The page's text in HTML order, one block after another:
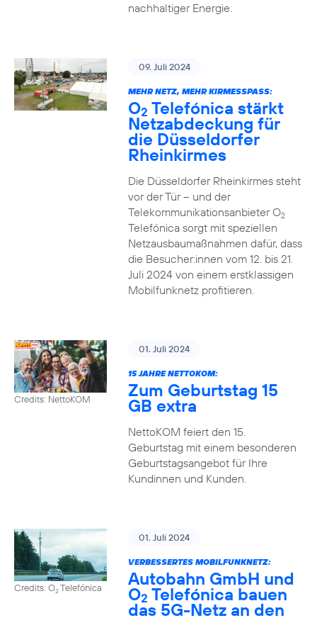
nachhaltiger Energie.
09. Juli 2024
MEHR NETZ, MEHR KIRMESSPASS:
O2 Telefónica stärkt
Netzabdeckung für
die Düsseldorfer
Rheinkirmes
Die Düsseldorfer Rheinkirmes steht
vor der Tür – und der
Telekommunikationsanbieter O2
Telefónica sorgt mit speziellen
Netzausbaumaßnahmen dafür, dass
die Besucher:innen vom 12. bis 21.
Juli 2024 von einem erstklassigen
Mobilfunknetz profitieren.
Credits: NettoKOM
01. Juli 2024
15 JAHRE NETTOKOM:
Zum Geburtstag 15
GB extra
NettoKOM feiert den 15.
Geburtstag mit einem besonderen
Geburtstagsangebot für Ihre
Kundinnen und Kunden.
Credits: O2Telefónica
01. Juli 2024
VERBESSERTES MOBILFUNKNETZ:
Autobahn GmbH und
O2 Telefónica bauen
das 5G-Netz an den